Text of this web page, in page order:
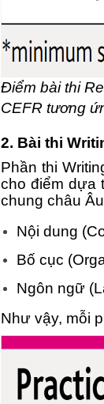
Điểm bài thi
CEFR tương
2. Bài thi
Phần thi
cho điểm dựa
chung châu
Nội dung
Bố cục
Ngôn ngữ
Như vậy, mỗi